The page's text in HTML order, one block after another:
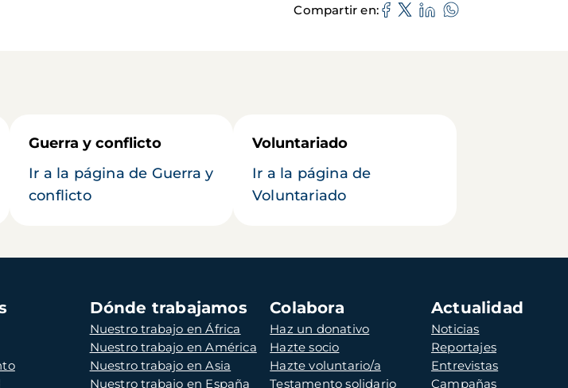
Compartir en
Guerra y conflicto
Ir a la página de Guerra y
conflicto
Voluntariado
Ir a la página de
Voluntariado
Dónde trabajamos
Nuestro trabajo en África
Nuestro trabajo en América
Nuestro trabajo en Asia
Nuestro trabajo en España
Colabora
Haz un donativo
Hazte socio
Hazte voluntario/a
Testamento solidario
Actualidad
Noticias
Reportajes
Entrevistas
Campañas